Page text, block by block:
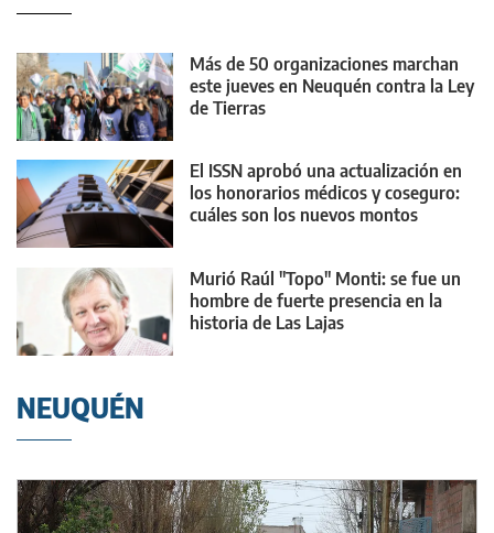
Más de 50 organizaciones marchan
este jueves en Neuquén contra la Ley
de Tierras
El ISSN aprobó una actualización en
los honorarios médicos y coseguro:
cuáles son los nuevos montos
Murió Raúl "Topo" Monti: se fue un
hombre de fuerte presencia en la
historia de Las Lajas
NEUQUÉN